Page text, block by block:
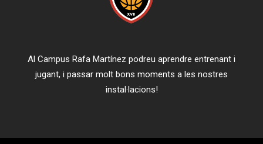
Al Campus Rafa Martínez podreu aprendre entrenant i
jugant, i passar molt bons moments a les nostres
instal·lacions!